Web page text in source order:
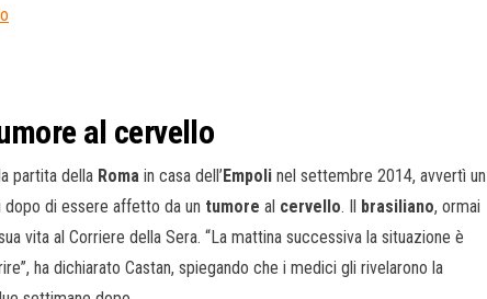
al cervello
partita della Roma in casa dell’Empoli nel settembre 2014, avvertì un
di essere affetto da un tumore al cervello. Il brasiliano, ormai
vita al Corriere della Sera. “La mattina successiva la situazione è
ha dichiarato Castan, spiegando che i medici gli rivelarono la